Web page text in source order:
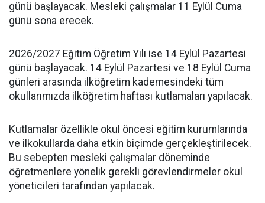
günü başlayacak. Mesleki çalışmalar 11 Eylül Cuma
günü sona erecek.
2026/2027 Eğitim Öğretim Yılı ise 14 Eylül Pazartesi
günü başlayacak. 14 Eylül Pazartesi ve 18 Eylül Cuma
günleri arasında ilköğretim kademesindeki tüm
okullarımızda ilköğretim haftası kutlamaları yapılacak.
Kutlamalar özellikle okul öncesi eğitim kurumlarında
ve ilkokullarda daha etkin biçimde gerçekleştirilecek.
Bu sebepten mesleki çalışmalar döneminde
öğretmenlere yönelik gerekli görevlendirmeler okul
yöneticileri tarafından yapılacak.